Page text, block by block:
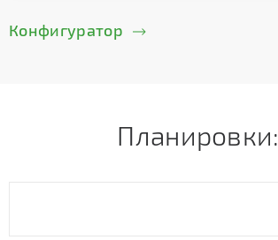
Конфигуратор
Планировки: